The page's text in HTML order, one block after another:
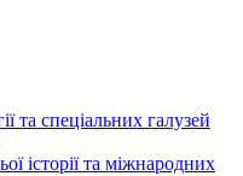
та спеціальних галузей
історії та міжнародних